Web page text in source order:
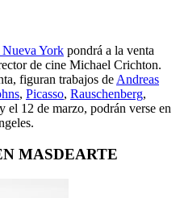
Nueva York pondrá a la venta
de cine Michael Crichton.
figuran trabajos deAndreas
, Picasso, Rauschenberg,
el 12 de marzo, podrán verse en
MASDEARTE